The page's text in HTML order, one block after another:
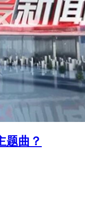
题曲？